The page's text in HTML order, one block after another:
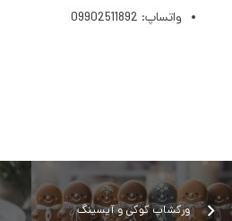
واتساپ: 09902511892
ورکشاپ کوکی و آیسینگ